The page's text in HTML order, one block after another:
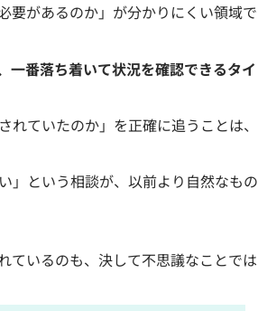
要があるのか」が分かりにくい領域で
一番落ち着いて状況を確認できるタイ
ていたのか」を正確に追うことは、
」という相談が、以前より自然なもの
ているのも、決して不思議なことでは